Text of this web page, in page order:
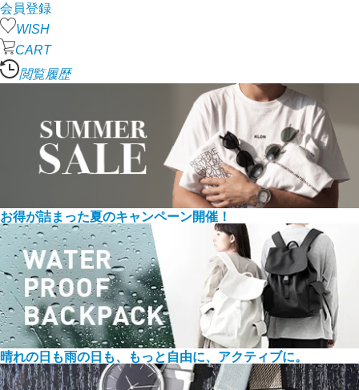
会員登録
WISH
CART
閲覧履歴
お得が詰まった夏のキャンペーン開催！
晴れの日も雨の日も、もっと自由に、アクティブに。